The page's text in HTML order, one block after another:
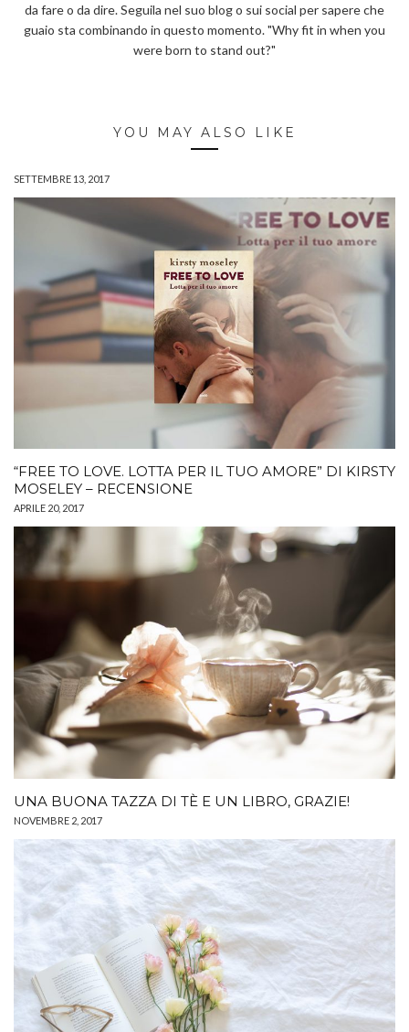
da fare o da dire. Seguila nel suo blog o sui social per sapere che
guaio sta combinando in questo momento. "Why fit in when you
were born to stand out?"
YOU MAY ALSO LIKE
SETTEMBRE 13, 2017
“FREE TO LOVE. LOTTA PER IL TUO AMORE” DI KIRSTY
MOSELEY – RECENSIONE
APRILE 20, 2017
UNA BUONA TAZZA DI TÈ E UN LIBRO, GRAZIE!
NOVEMBRE 2, 2017